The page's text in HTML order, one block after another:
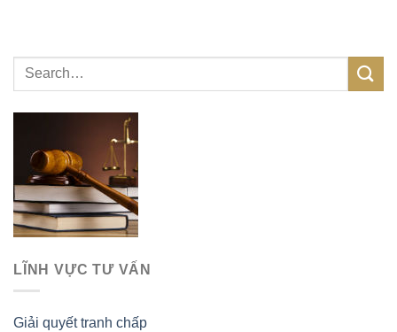
LĨNH VỰC TƯ VẤN
Giải quyết tranh chấp